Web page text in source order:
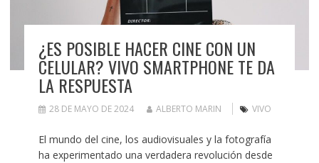
¿ES POSIBLE HACER CINE CON UN
CELULAR? VIVO SMARTPHONE TE DA
LA RESPUESTA
28 DE MAYO DE 2024 ALBERTO MARIN VIVO
El mundo del cine, los audiovisuales y la fotografía
ha experimentado una verdadera revolución desde